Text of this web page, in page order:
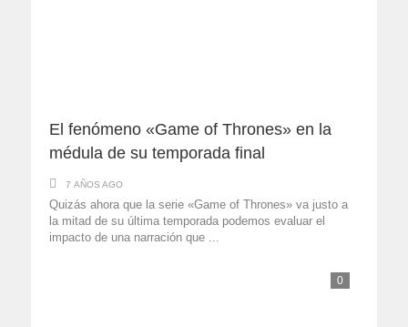
El fenómeno «Game of Thrones» en la
médula de su temporada final
7 AÑOS AGO
Quizás ahora que la serie «Game of Thrones» va justo a
la mitad de su última temporada podemos evaluar el
impacto de una narración que ...
0